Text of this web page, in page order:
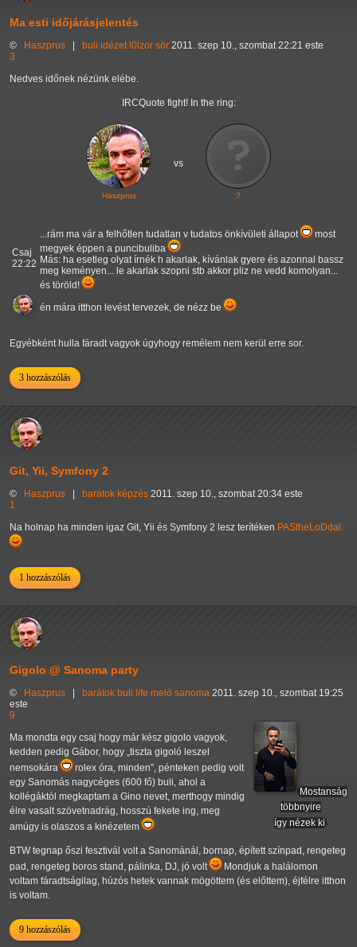
Ma esti időjárásjelentés
© Haszprus buli idézet l0lzor sör 2011. szep 10., szombat 22:21 este
3
Nedves időnek nézünk elébe.
IRCQuote fight! In the ring:
Haszprus
vs
?
Csaj
22:22
...rám ma vár a felhőtlen tudatlan v tudatos önkívületi állapot
most
megyek éppen a puncibuliba
Más: ha esetleg olyat írnék h akarlak, kívánlak gyere és azonnal bassz
meg keményen... le akarlak szopni stb akkor pliz ne vedd komolyan...
és töröld!
én mára itthon levést tervezek, de nézz be
Egyébként hulla fáradt vagyok úgyhogy remélem nem kerül erre sor.
3 hozzászólás
Git, Yii, Symfony 2
© Haszprus | barátok képzés 2011. szep 10., szombat 20:34 este
1
Na holnap ha minden igaz Git, Yii és Symfony 2 lesz terítéken PAStheLoDdal
1 hozzászólás
Gigolo @ Sanoma party
© Haszprus | barátok buli life meló sanoma 2011. szep 10., szombat 19:25
este
9
Mostanság
többnyire
így nézek ki
Ma mondta egy csaj hogy már kész gigolo vagyok,
kedden pedig Gábor, hogy tiszta gigoló leszel
nemsokára
rolex óra, minden
, pénteken pedig volt
egy Sanomás nagycéges (600 fő) buli, ahol a
kollégáktól megkaptam a Gino nevet, merthogy mindig
élre vasalt szövetnadrág, hosszú fekete ing, meg
amúgy is olaszos a kinézetem
BTW tegnap őszi fesztivál volt a Sanománál, bornap, épített színpad, rengeteg
pad, rengeteg boros stand, pálinka, DJ, jó volt
Mondjuk a halálomon
voltam fáradtságilag, húzós hetek vannak mögöttem (és előttem), éjfélre itthon
is voltam.
9 hozzászólás